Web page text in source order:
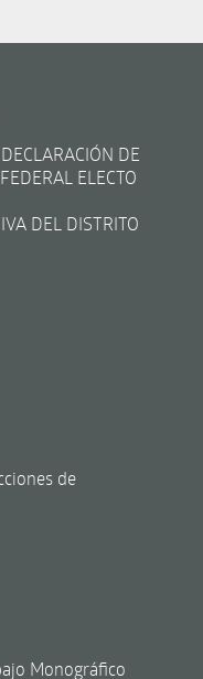
DE
ELECTO
DEL DISTRITO
de
Monográfico